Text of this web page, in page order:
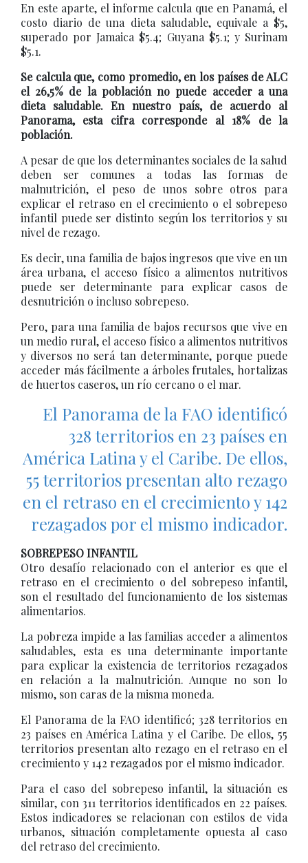
En este aparte, el informe calcula que en Panamá, el
costo diario de una dieta saludable, equivale a $5,
superado por Jamaica $5.4; Guyana $5.1; y Surinam
$5.1.
Se calcula que, como promedio, en los países de ALC
el 26,5% de la población no puede acceder a una
dieta saludable. En nuestro país, de acuerdo al
Panorama, esta cifra corresponde al 18% de la
población.
A pesar de que los determinantes sociales de la salud
deben ser comunes a todas las formas de
malnutrición, el peso de unos sobre otros para
explicar el retraso en el crecimiento o el sobrepeso
infantil puede ser distinto según los territorios y su
nivel de rezago.
Es decir, una familia de bajos ingresos que vive en un
área urbana, el acceso físico a alimentos nutritivos
puede ser determinante para explicar casos de
desnutrición o incluso sobrepeso.
Pero, para una familia de bajos recursos que vive en
un medio rural, el acceso físico a alimentos nutritivos
y diversos no será tan determinante, porque puede
acceder más fácilmente a árboles frutales, hortalizas
de huertos caseros, un río cercano o el mar.
El Panorama de la FAO identificó
328 territorios en 23 países en
América Latina y el Caribe. De ellos,
55 territorios presentan alto rezago
en el retraso en el crecimiento y 142
rezagados por el mismo indicador.
SOBREPESO INFANTIL
Otro desafío relacionado con el anterior es que el
retraso en el crecimiento o del sobrepeso infantil,
son el resultado del funcionamiento de los sistemas
alimentarios.
La pobreza impide a las familias acceder a alimentos
saludables, esta es una determinante importante
para explicar la existencia de territorios rezagados
en relación a la malnutrición. Aunque no son lo
mismo, son caras de la misma moneda.
El Panorama de la FAO identificó; 328 territorios en
23 países en América Latina y el Caribe. De ellos, 55
territorios presentan alto rezago en el retraso en el
crecimiento y 142 rezagados por el mismo indicador.
Para el caso del sobrepeso infantil, la situación es
similar, con 311 territorios identificados en 22 países.
Estos indicadores se relacionan con estilos de vida
urbanos, situación completamente opuesta al caso
del retraso del crecimiento.